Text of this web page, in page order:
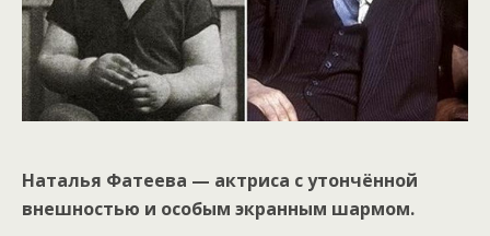
Наталья Фатеева — актриса с утончённой
внешностью и особым экранным шармом.